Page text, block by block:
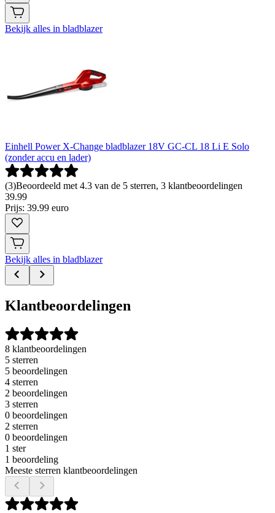
Bekijk alles in bladblazer
Einhell Power X-Change bladblazer 18V GC-CL 18 Li E Solo
(zonder accu en lader)
(3)Beoordeeld met 4.3 van de 5 sterren, 3 klantbeoordelingen
39.99
Prijs: 39.99 euro
Bekijk alles in bladblazer
Klantbeoordelingen
8 klantbeoordelingen
5 sterren
5 beoordelingen
4 sterren
2 beoordelingen
3 sterren
0 beoordelingen
2 sterren
0 beoordelingen
1 ster
1 beoordeling
Meeste sterren klantbeoordelingen